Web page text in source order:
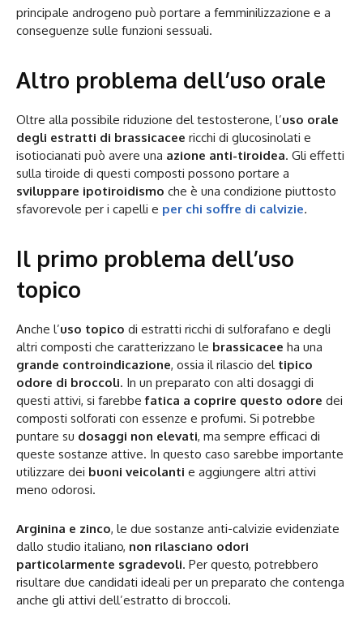
principale androgeno può portare a femminilizzazione e a
conseguenze sulle funzioni sessuali.
Altro problema dell’uso orale
Oltre alla possibile riduzione del testosterone, l’uso orale
degli estratti di brassicacee ricchi di glucosinolati e
isotiocianati può avere una azione anti-tiroidea. Gli effetti
sulla tiroide di questi composti possono portare a
sviluppare ipotiroidismo che è una condizione piuttosto
sfavorevole per i capelli e per chi soffre di calvizie.
Il primo problema dell’uso
topico
Anche l’uso topico di estratti ricchi di sulforafano e degli
altri composti che caratterizzano le brassicacee ha una
grande controindicazione, ossia il rilascio del tipico
odore di broccoli. In un preparato con alti dosaggi di
questi attivi, si farebbefatica a coprire questo odore dei
composti solforati con essenze e profumi. Si potrebbe
puntare su dosaggi non elevati, ma sempre efficaci di
queste sostanze attive. In questo caso sarebbe importante
utilizzare dei buoni veicolanti e aggiungere altri attivi
meno odorosi.
Arginina e zinco, le due sostanze anti-calvizie evidenziate
dallo studio italiano, non rilasciano odori
particolarmente sgradevoli. Per questo, potrebbero
risultare due candidati ideali per un preparato che contenga
anche gli attivi dell’estratto di broccoli.